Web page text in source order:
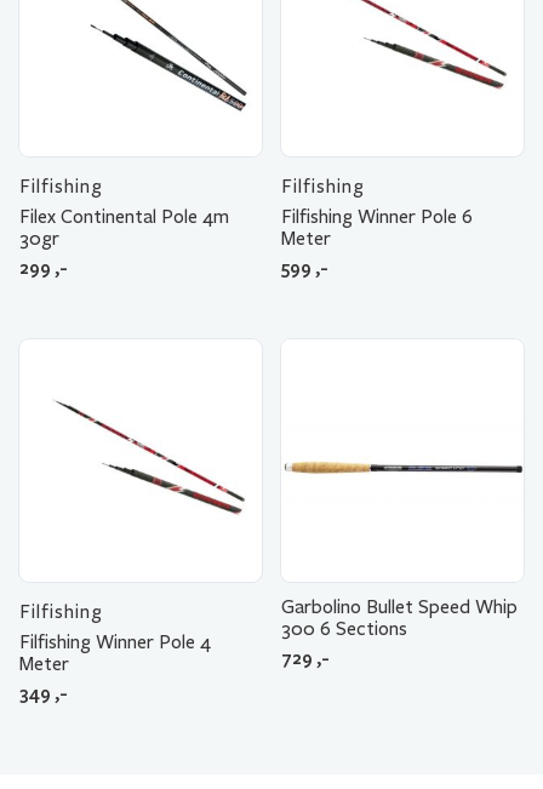
Filfishing
Filex Continental Pole 4m
30gr
299 ,-
Filfishing
Filfishing Winner Pole 6
Meter
599 ,-
Filfishing
Filfishing Winner Pole 4
Meter
349 ,-
Garbolino Bullet Speed Whip
300 6 Sections
729 ,-